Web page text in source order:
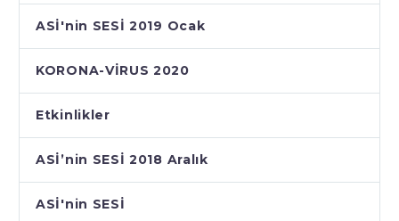
ASİ'nin SESİ 2019 Ocak
KORONA-VİRUS 2020
Etkinlikler
ASİ’nin SESİ 2018 Aralık
ASİ'nin SESİ